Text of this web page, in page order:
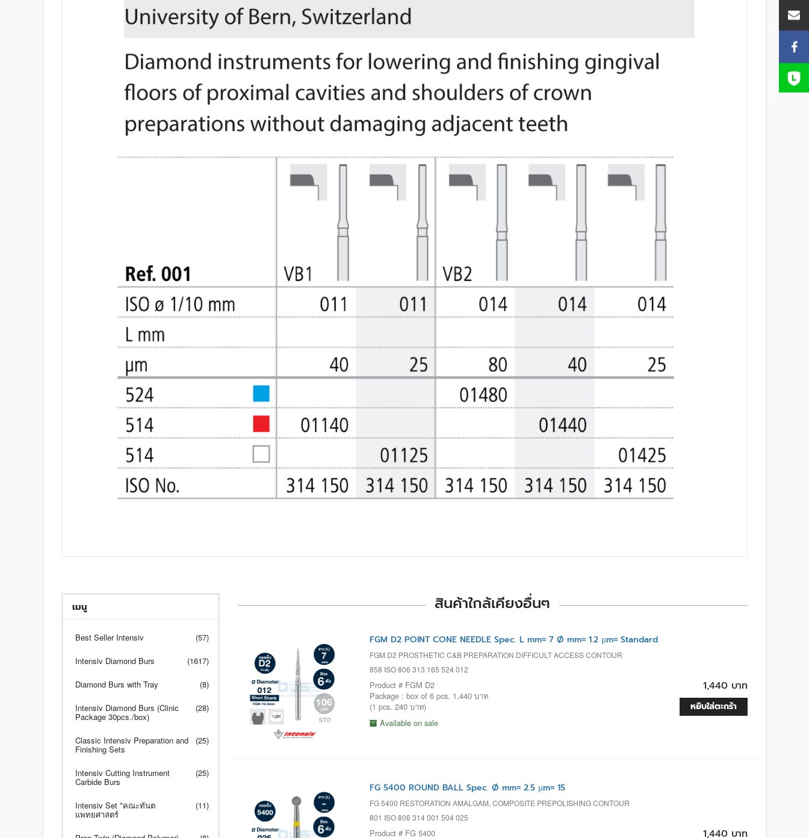
เมนู
Best Seller Intensiv (57)
Intensiv Diamond Burs (1617)
Diamond Burs with Tray (8)
Intensiv Diamond Burs (Clinic
Package 30pcs./box)
(28)
Classic Intensiv Preparation and
Finishing Sets
(25)
Intensiv Cutting Instrument
Carbide Burs
(25)
Intensiv Set *คณะทันต
แพทยศาสตร์
(11)
สินค้าใกล้เคียงอื่นๆ
FGM D2 POINT CONE NEEDLE Spec. L mm= 7 Ø mm= 1.2 µm= Standard
FGM D2 PROSTHETIC C&B PREPARATION DIFFICULT ACCESS CONTOUR
858 ISO 806 313 165 524 012
Product # FGM D2
Package : box of 6 pcs. 1,440 บาท
(1 pcs. 240 บาท)
Available on sale
1,440 บาท
หยิบใส่ตะกร้า
FG 5400 ROUND BALL Spec. Ø mm= 2.5 µm= 15
FG 5400 RESTORATION AMALGAM, COMPOSITE PREPOLISHING CONTOUR
801 ISO 806 314 001 504 025
Product # FG 5400
1,440 บาท